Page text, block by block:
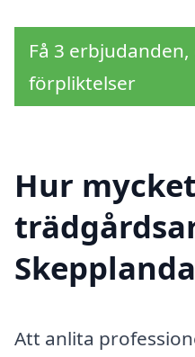
Få 3
förpliktelser
Hur
Att anlita